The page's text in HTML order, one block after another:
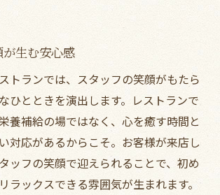
生む安心感
トランでは、スタッフの笑顔がもたら
ひとときを演出します。レストランで
養補給の場ではなく、心を癒す時間と
対応があるからこそ。お客様が来店し
ッフの笑顔で迎えられることで、初め
ラックスできる雰囲気が生まれます。